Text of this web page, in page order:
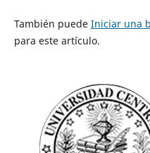
También puede Iniciar una
para este artículo.